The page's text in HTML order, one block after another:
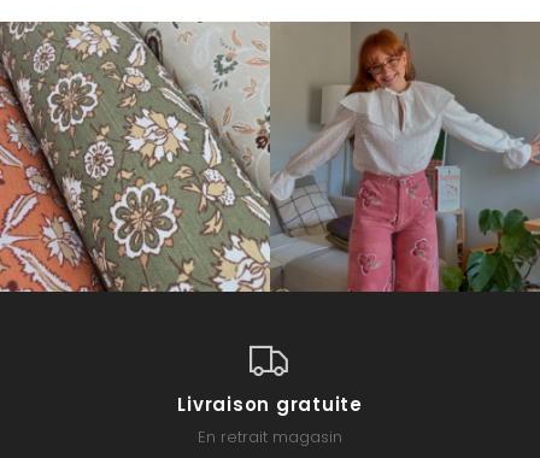
Livraison gratuite
En retrait magasin